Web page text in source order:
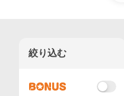
絞り込む